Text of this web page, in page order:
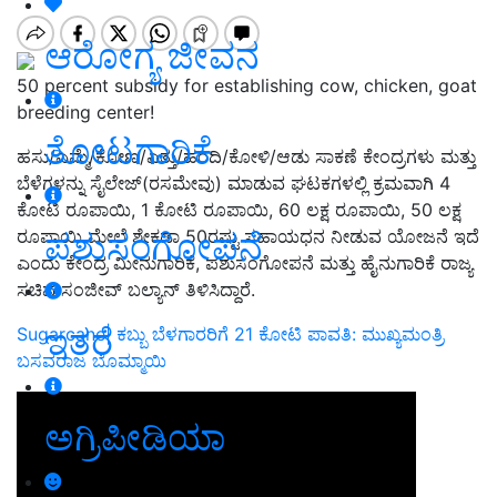
ಆರೋಗ್ಯ ಜೀವನ
ತೋಟಗಾರಿಕೆ
ಪಶುಸಂಗೋಪನೆ
ಇತರೆ
ಅಗ್ರಿಪೀಡಿಯಾ
50 percent subsidy for establishing cow, chicken, goat
breeding center!
ಹಸು/ಎಮ್ಮೆ/ಕೋಣ/ಎತ್ತು/ಹಂದಿ/ಕೋಳಿ/ಆಡು ಸಾಕಣೆ ಕೇಂದ್ರಗಳು ಮತ್ತು
ಬೆಳೆಗಳನ್ನು ಸೈಲೇಜ್(ರಸಮೇವು) ಮಾಡುವ ಘಟಕಗಳಲ್ಲಿ ಕ್ರಮವಾಗಿ 4
ಕೋಟಿ ರೂಪಾಯಿ, 1 ಕೋಟಿ ರೂಪಾಯಿ, 60 ಲಕ್ಷ ರೂಪಾಯಿ, 50 ಲಕ್ಷ
ರೂಪಾಯಿ ಮೇಲೆ ಶೇಕಡಾ 50ರಷ್ಟು ಸಹಾಯಧನ ನೀಡುವ ಯೋಜನೆ ಇದೆ
ಎಂದುಕೇಂದ್ರ ಮೀನುಗಾರಿಕೆ, ಪಶುಸಂಗೋಪನೆ ಮತ್ತು ಹೈನುಗಾರಿಕೆ ರಾಜ್ಯ
ಸಚಿವ ಸಂಜೀವ್ ಬಲ್ಯಾನ್ ತಿಳಿಸಿದ್ದಾರೆ.
Sugarcane| ಕಬ್ಬು ಬೆಳಗಾರರಿಗೆ 21 ಕೋಟಿ ಪಾವತಿ: ಮುಖ್ಯಮಂತ್ರಿ
ಬಸವರಾಜ ಬೊಮ್ಮಾಯಿ